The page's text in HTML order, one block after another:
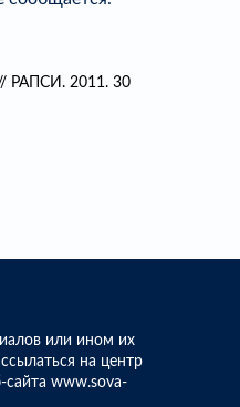
РАПСИ. 2011. 30
или ином их
на центр
сайта www.sova-